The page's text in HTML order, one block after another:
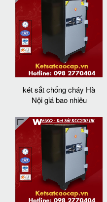
két sắt chống cháy Hà
Nội giá bao nhiêu